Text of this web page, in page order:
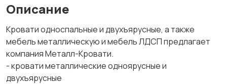
Описание
Кровати односпальные и двухъярусные, а также
мебель металлическую и мебель ЛДСП предлагает
компания Металл-Кровати.
- кровати металлические одноярусные и
двухъярусные